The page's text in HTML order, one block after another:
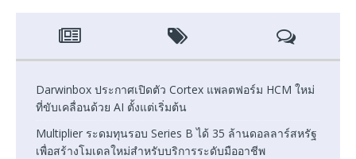
Darwinbox ประกาศเปิดตัว Cortex แพลตฟอร์ม HCM ใหม่
ที่ขับเคลื่อนด้วย AI ตั้งแต่เริ่มต้น
Multiplier ระดมทุนรอบ Series B ได้ 35 ล้านดอลลาร์สหรัฐ
เพื่อสร้างโมเดลใหม่สำหรับบริการระดับมืออาชีพ